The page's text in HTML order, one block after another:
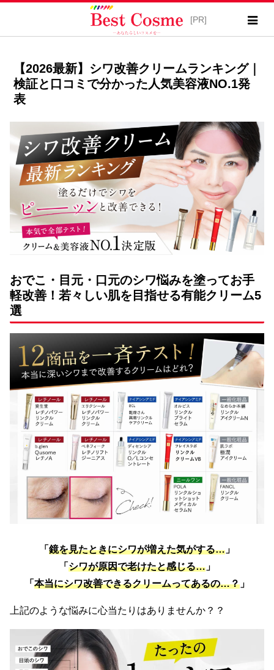
【2026最新】シワ改善クリームランキング｜
検証と口コミで分かった人気美容液NO.1発
表
おでこ・目元・口元のシワ悩みを塗ってお手
軽改善！若々しい肌を目指せる有能クリーム5
選
「 鏡を見たときにシワが増えた気がする… 」
「 シワが原因で老けたと感じる… 」
「 本当にシワ改善できるクリームってあるの…？ 」
上記のような悩みに心当たりはありませんか？？